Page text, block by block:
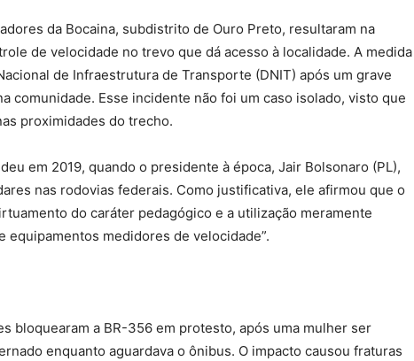
da Bocaina, subdistrito de Ouro Preto, resultaram na
de velocidade no trevo que dá acesso à localidade. A medida
de Infraestrutura de Transporte (DNIT) após um grave
comunidade. Esse incidente não foi um caso isolado, visto que
proximidades do trecho.
em 2019, quando o presidente à época, Jair Bolsonaro (PL),
nas rodovias federais. Como justificativa, ele afirmou que o
do caráter pedagógico e a utilização meramente
equipamentos medidores de velocidade”.
bloquearam a BR-356 em protesto, após uma mulher ser
enquanto aguardava o ônibus. O impacto causou fraturas